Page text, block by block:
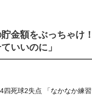
金額をぶっちゃけ
いいのに」
四死球2失点 「なかなか練